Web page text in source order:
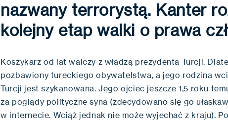
nazwany terrorystą. Kanter
kolejny etap walki o prawa
Koszykarz od lat walczy z władzą prezydenta Turcji.
pozbawiony tureckiego obywatelstwa, a jego rodzina
Turcji jest szykanowana. Jego ojciec jeszcze 1,5 roku
za poglądy polityczne syna (zdecydowano się go
w internecie. Wciąż jednak nie może wyjechać z kraju).